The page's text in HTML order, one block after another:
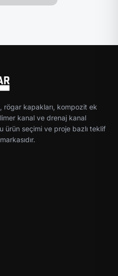
rögar kapakları, kompozit ek
kanal ve drenaj kanal
ürün seçimi ve proje bazlı teklif